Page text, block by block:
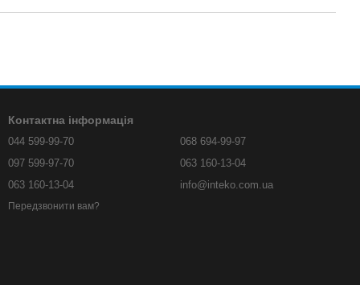
Контактна інформація
044 599-99-70
097 599-97-70
063 160-13-04
Передзвонити вам?
068 694-99-97
063 160-13-04
info@inteko.com.ua